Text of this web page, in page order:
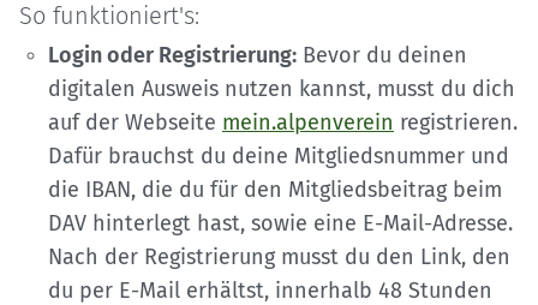
So funktioniert's:
Login oder Registrierung: Bevor du deinen
digitalen Ausweis nutzen kannst, musst du dich
auf der Webseite mein.alpenverein registrieren.
Dafür brauchst du deine Mitgliedsnummer und
die IBAN, die du für den Mitgliedsbeitrag beim
DAV hinterlegt hast, sowie eine E-Mail-Adresse.
Nach der Registrierung musst du den Link, den
du per E-Mail erhältst, innerhalb 48 Stunden